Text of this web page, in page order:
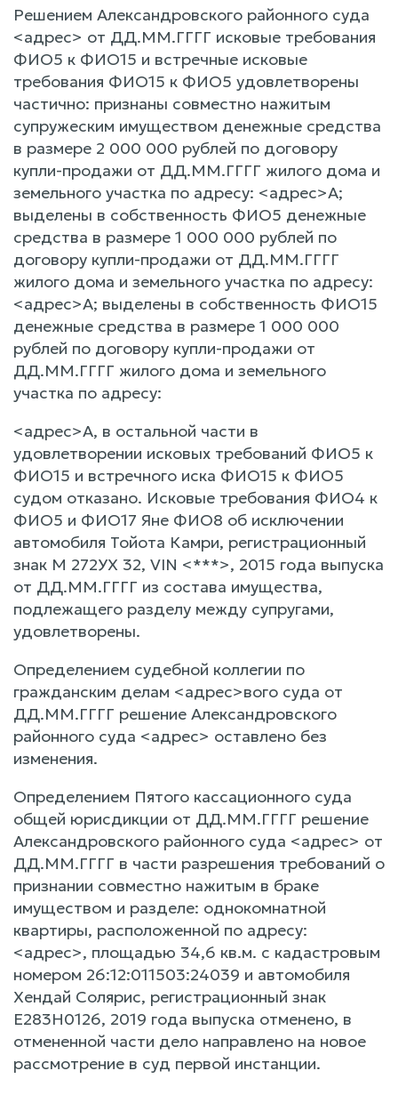
Решением Александровского районного суда
<адрес> от ДД.ММ.ГГГГ исковые требования
ФИО5 к ФИО15 и встречные исковые
требования ФИО15 к ФИО5 удовлетворены
частично: признаны совместно нажитым
супружеским имуществом денежные средства
в размере 2 000 000 рублей по договору
купли-продажи от ДД.ММ.ГГГГ жилого дома и
земельного участка по адресу: <адрес>А;
выделены в собственность ФИО5 денежные
средства в размере 1 000 000 рублей по
договору купли-продажи от ДД.ММ.ГГГГ
жилого дома и земельного участка по адресу:
<адрес>А; выделены в собственность ФИО15
денежные средства в размере 1 000 000
рублей по договору купли-продажи от
ДД.ММ.ГГГГ жилого дома и земельного
участка по адресу:
<адрес>А, в остальной части в
удовлетворении исковых требований ФИО5 к
ФИО15 и встречного иска ФИО15 к ФИО5
судом отказано. Исковые требования ФИО4 к
ФИО5 и ФИО17 Яне ФИО8 об исключении
автомобиля Тойота Камри, регистрационный
знак M 272УХ 32, VIN <***>, 2015 года выпуска
от ДД.ММ.ГГГГ из состава имущества,
подлежащего разделу между супругами,
удовлетворены.
Определением судебной коллегии по
гражданским делам <адрес>вого суда от
ДД.ММ.ГГГГ решение Александровского
районного суда <адрес> оставлено без
изменения.
Определением Пятого кассационного суда
общей юрисдикции от ДД.ММ.ГГГГ решение
Александровского районного суда <адрес> от
ДД.ММ.ГГГГ в части разрешения требований о
признании совместно нажитым в браке
имуществом и разделе: однокомнатной
квартиры, расположенной по адресу:
<адрес>, площадью 34,6 кв.м. с кадастровым
номером 26:12:011503:24039 и автомобиля
Хендай Солярис, регистрационный знак
Е283H0126, 2019 года выпуска отменено, в
отмененной части дело направлено на новое
рассмотрение в суд первой инстанции.